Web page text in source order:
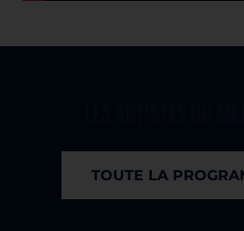
TOUTE LA